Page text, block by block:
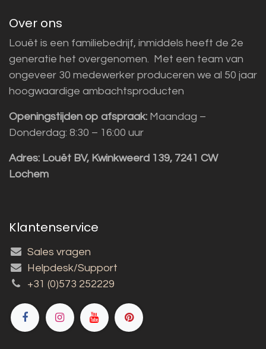
Over ons
Louët is een familiebedrijf, inmiddels heeft de 2e
generatie het overgenomen. Met een team van
ongeveer 30 medewerker produceren we al 50 jaar
hoogwaardige ambachtsproducten
Openingstijden op afspraak: Maandag –
Donderdag: 8:30 – 16:00 uur
Adres: Louët BV, Kwinkweerd 139, 7241 CW
Lochem
Klantenservice
Sales vragen
Helpdesk/Support
+31 (0)573 252229